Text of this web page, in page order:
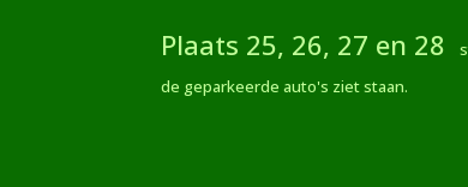
Plaats 25, 26, 27 en 28
de geparkeerde auto's ziet staan.